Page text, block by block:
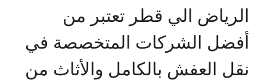
الرياض الي قطر تعتبر من
أفضل الشركات المتخصصة في
نقل العفش بالكامل والأثاث من